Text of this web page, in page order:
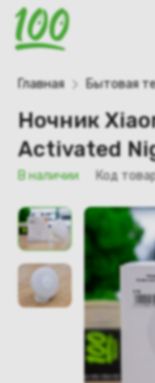
Главная Бытовая
Ночник
Activated
В наличии Код